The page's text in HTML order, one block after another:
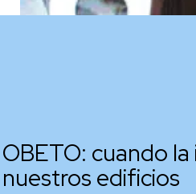
OBETO: cuando
nuestros edificios